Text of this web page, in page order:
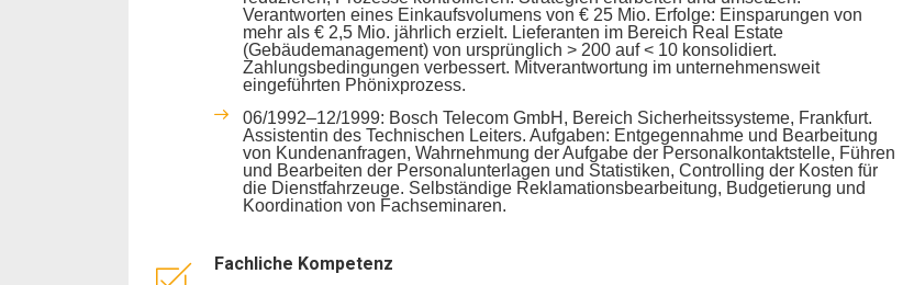
Verantworten eines Einkaufsvolumens von € 25 Mio. Erfolge: Einsparungen von
mehr als € 2,5 Mio. jährlich erzielt. Lieferanten im Bereich Real Estate
(Gebäudemanagement) von ursprünglich > 200 auf < 10 konsolidiert.
Zahlungsbedingungen verbessert. Mitverantwortung im unternehmensweit
eingeführten Phönixprozess.
06/1992–12/1999: Bosch Telecom GmbH, Bereich Sicherheitssysteme, Frankfurt.
Assistentin des Technischen Leiters. Aufgaben: Entgegennahme und Bearbeitung
von Kundenanfragen, Wahrnehmung der Aufgabe der Personalkontaktstelle, Führen
und Bearbeiten der Personalunterlagen und Statistiken, Controlling der Kosten für
die Dienstfahrzeuge. Selbständige Reklamationsbearbeitung, Budgetierung und
Koordination von Fachseminaren.
Fachliche Kompetenz